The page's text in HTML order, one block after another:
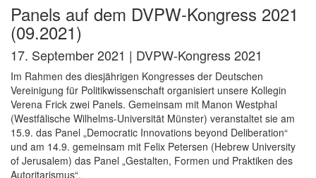
Panels auf dem DVPW-Kongress 2021
(09.2021)
17. September 2021 | DVPW-Kongress 2021
Im Rahmen des diesjährigen Kongresses der Deutschen
Vereinigung für Politikwissenschaft organisiert unsere Kollegin
Verena Frick zwei Panels. Gemeinsam mit Manon Westphal
(Westfälische Wilhelms-Universität Münster) veranstaltet sie am
15.9. das Panel „Democratic Innovations beyond Deliberation“
und am 14.9. gemeinsam mit Felix Petersen (Hebrew University
of Jerusalem) das Panel „Gestalten, Formen und Praktiken des
Autoritarismus“.